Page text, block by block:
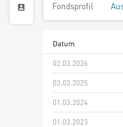
Fondsprofil
Datum
02.03.2026
03.03.2025
01.03.2024
01.03.2023